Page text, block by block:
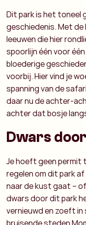
Dit park is het toneel
geschiedenis. Met
leeuwen die hier
spoorlijn één voor
bloederige
voorbij. Hier vind je
spanning van de
daar nu de achter-
achter dat bosje
Dwars
Je hoeft geen permit
regelen om dit park
naar de kust gaat –
dwars door dit park
vernieuwd en zoeft